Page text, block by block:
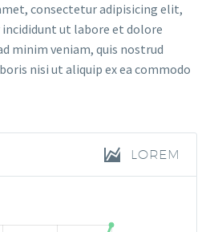
consectetur adipisicing elit,
ut labore et dolore
minim veniam, quis nostrud
nisi ut aliquip ex ea commodo
LOREM